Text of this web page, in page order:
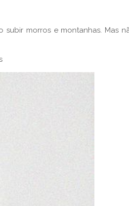
morros e montanhas. Mas